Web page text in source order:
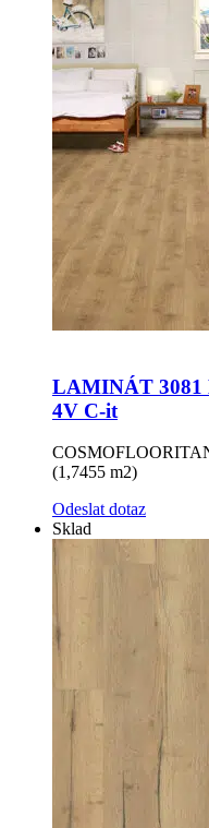
LAMINÁT 3081
4V C-it
(1,7455 m2)
Odeslat dotaz
Sklad